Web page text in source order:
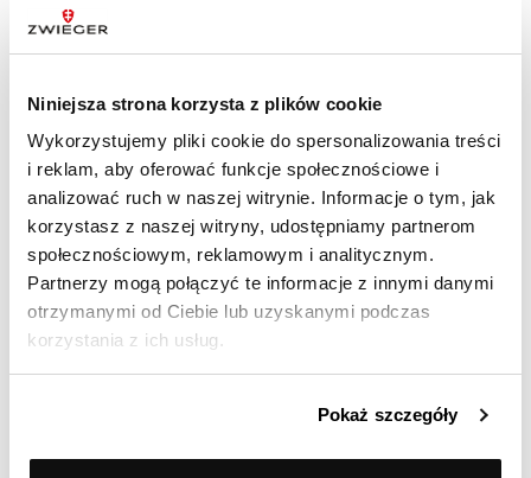
Niniejsza strona korzysta z plików cookie
Wykorzystujemy pliki cookie do spersonalizowania treści
i reklam, aby oferować funkcje społecznościowe i
analizować ruch w naszej witrynie. Informacje o tym, jak
korzystasz z naszej witryny, udostępniamy partnerom
społecznościowym, reklamowym i analitycznym.
Partnerzy mogą połączyć te informacje z innymi danymi
otrzymanymi od Ciebie lub uzyskanymi podczas
korzystania z ich usług.
Pokaż szczegóły
Rodzaj kuchni
ceramiczna,
elektryczna, gazowa,
Liczba garnków w
zestawie
5
Gwarancja 5 lat
EAN 5904158106735